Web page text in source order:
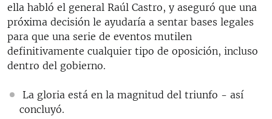
ella habló el general Raúl Castro, y aseguró que una
próxima decisión le ayudaría a sentar bases legales
para que una serie de eventos mutilen
definitivamente cualquier tipo de oposición, incluso
dentro del gobierno.
La gloria está en la magnitud del triunfo - así
concluyó.